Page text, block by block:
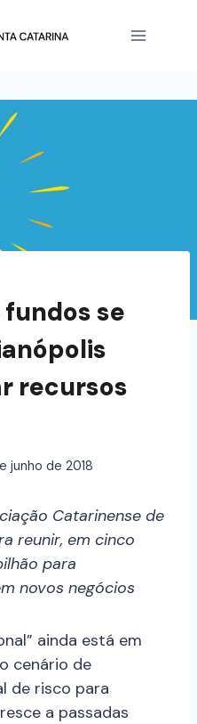
se
recursos
junho de 2018
Catarinense de
reunir, em cinco
para
novos negócios
ainda está em
cenário de
de risco para
a passadas